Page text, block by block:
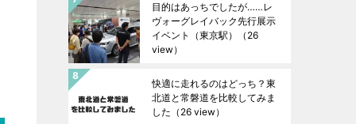
目的はあっちでしたが……レ
ヴォーグレイバック先行展示
イベント（東京駅）
（26
view）
快適に走れるのはどっち？東
北道と常磐道を比較してみま
した （26 view）